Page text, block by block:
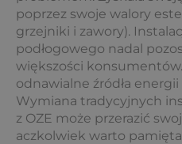
poprzez swoje walory
grzejniki i zawory).
podłogowego nadal
większości konsumentów.
odnawialne źródła energii
Wymiana tradycyjnych
z OZE może przerazić
aczkolwiek warto